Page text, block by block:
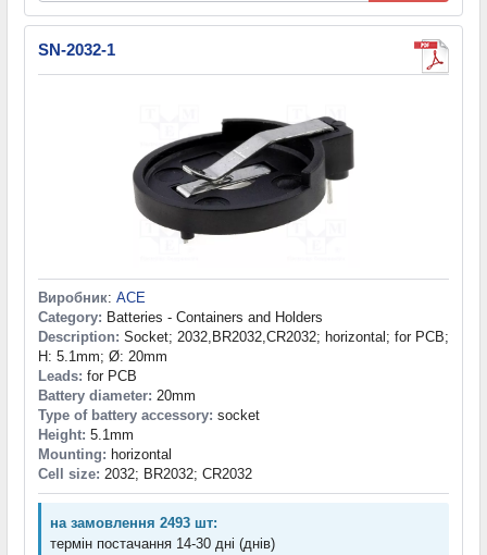
SN-2032-1
Виробник: ACE
Category: Batteries - Containers and Holders
Description: Socket; 2032,BR2032,CR2032; horizontal; for PCB;
H: 5.1mm; Ø: 20mm
Leads: for PCB
Battery diameter: 20mm
Type of battery accessory: socket
Height: 5.1mm
Mounting: horizontal
Cell size: 2032; BR2032; CR2032
на замовлення 2493 шт:
термін постачання 14-30 дні (днів)